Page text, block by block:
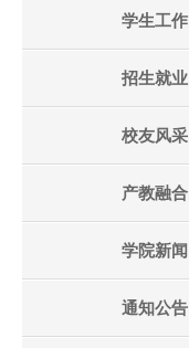
学生工作
招生就业
校友风采
产教融合
学院新闻
通知公告